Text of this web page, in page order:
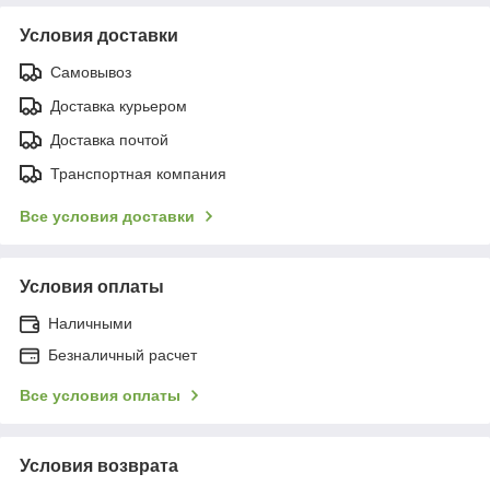
Условия доставки
Самовывоз
Доставка курьером
Доставка почтой
Транспортная компания
Все условия доставки
Условия оплаты
Наличными
Безналичный расчет
Все условия оплаты
Условия возврата